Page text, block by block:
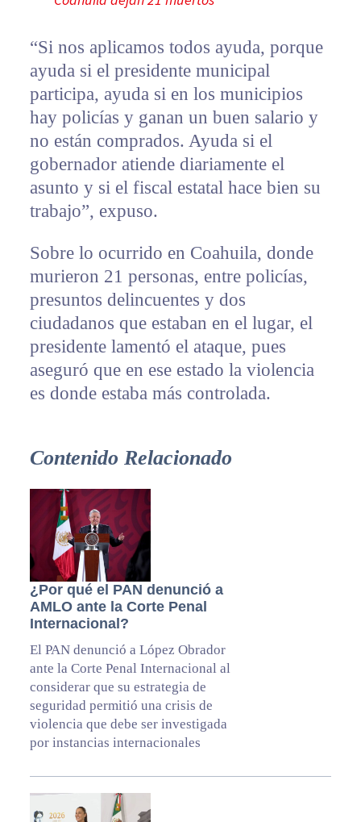
“Si nos aplicamos todos ayuda, porque
ayuda si el presidente municipal
participa, ayuda si en los municipios
hay policías y ganan un buen salario y
no están comprados. Ayuda si el
gobernador atiende diariamente el
asunto y si el fiscal estatal hace bien su
trabajo”, expuso.
Sobre lo ocurrido en Coahuila, donde
murieron 21 personas, entre policías,
presuntos delincuentes y dos
ciudadanos que estaban en el lugar, el
presidente lamentó el ataque, pues
aseguró que en ese estado la violencia
es donde estaba más controlada.
Contenido Relacionado
¿Por qué el PAN denunció a
AMLO ante la Corte Penal
Internacional?
El PAN denunció a López Obrador
ante la Corte Penal Internacional al
considerar que su estrategia de
seguridad permitió una crisis de
violencia que debe ser investigada
por instancias internacionales